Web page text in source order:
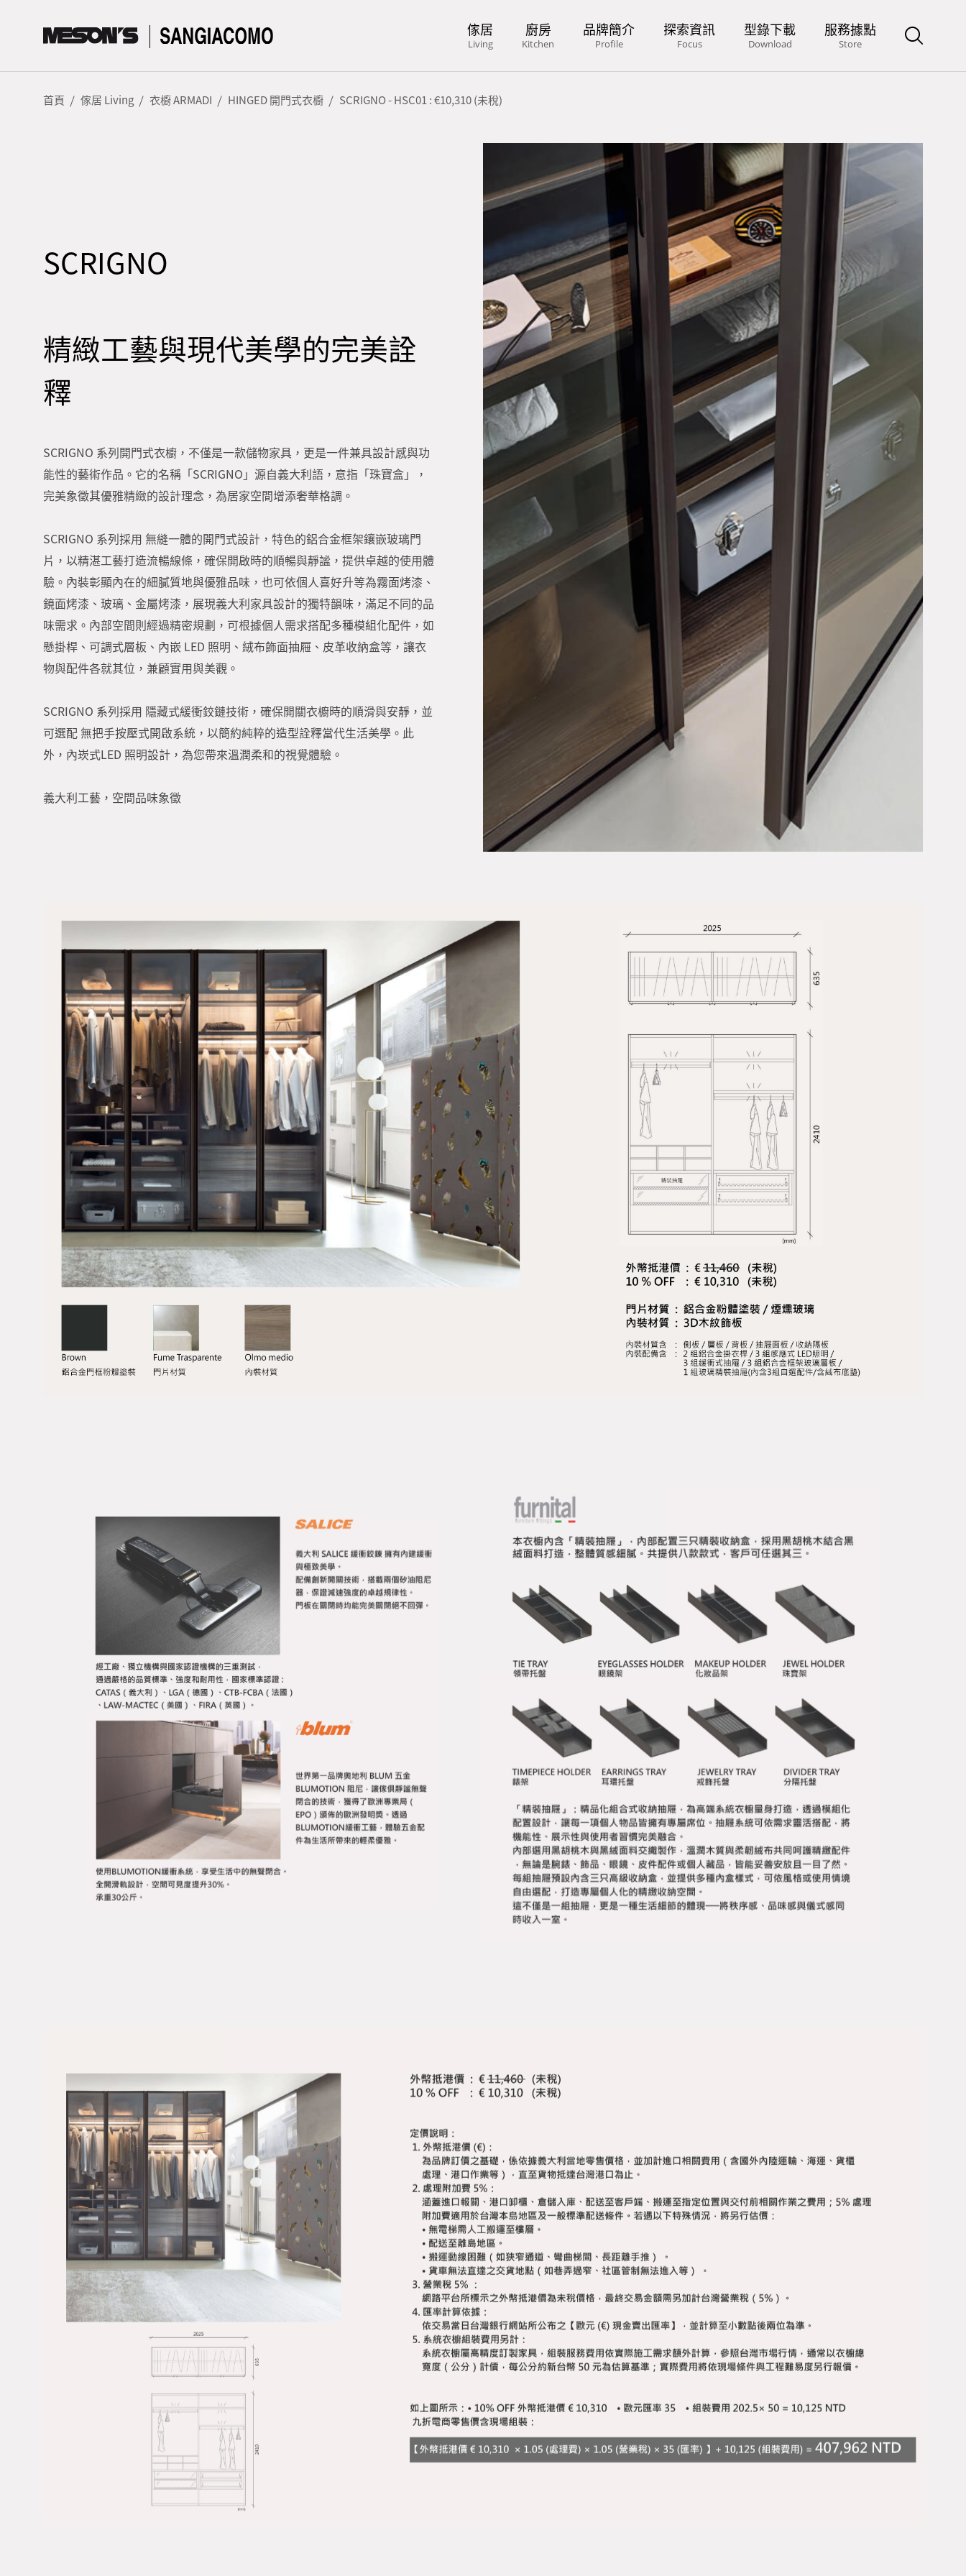
傢居
Living
廚房
Kitchen
品牌簡介
Profile
探索資訊
Focus
型錄下載
Download
服務據點
Store
首頁 傢居 Living 衣櫥 ARMADI HINGED 開門式衣櫥 SCRIGNO - HSC01 : €10,310 (未稅)
SCRIGNO
精緻工藝與現代美學的完美詮
釋
SCRIGNO 系列開門式衣櫥，不僅是一款儲物家具，更是一件兼具設計感與功
能性的藝術作品。它的名稱「SCRIGNO」源自義大利語，意指「珠寶盒」，
完美象徵其優雅精緻的設計理念，為居家空間增添奢華格調。
SCRIGNO 系列採用 無縫一體的開門式設計，特色的鋁合金框架鑲嵌玻璃門
片，以精湛工藝打造流暢線條，確保開啟時的順暢與靜謐，提供卓越的使用體
驗。內裝彰顯內在的細膩質地與優雅品味，也可依個人喜好升等為霧面烤漆、
鏡面烤漆、玻璃、金屬烤漆，展現義大利家具設計的獨特韻味，滿足不同的品
味需求。內部空間則經過精密規劃，可根據個人需求搭配多種模組化配件，如
懸掛桿、可調式層板、內嵌 LED 照明、絨布飾面抽屜、皮革收納盒等，讓衣
物與配件各就其位，兼顧實用與美觀。
SCRIGNO 系列採用 隱藏式緩衝鉸鏈技術，確保開關衣櫥時的順滑與安靜，並
可選配 無把手按壓式開啟系統，以簡約純粹的造型詮釋當代生活美學。此
外，內崁式LED 照明設計，為您帶來溫潤柔和的視覺體驗。
義大利工藝，空間品味象徵